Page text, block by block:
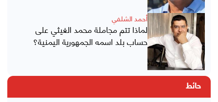
أحمد الشلفي
لماذا تتم مجاملة محمد الغيثي على
حساب بلد اسمه الجمهورية اليمنية؟
حائط